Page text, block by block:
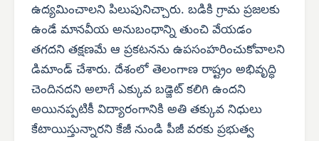
ఉద్యమించాలని పిలుపునిచ్చారు. బడికి గ్రామ ప్రజలకు
ఉండే మానవీయ అనుబంధాన్ని తుంచి వేయడం
తగదని తక్షణమే ఆ ప్రకటనను ఉపసంహరించుకోవాలని
డిమాండ్ చేశారు. దేశంలో తెలంగాణ రాష్ట్రం అభివృద్ధి
చెందినదని అలాగే ఎక్కువ బడ్జెట్ కలిగి ఉందని
అయినప్పటికీ విద్యారంగానికి అతి తక్కువ నిధులు
కేటాయిస్తున్నారని కేజీ నుండి పీజీ వరకు ప్రభుత్వ